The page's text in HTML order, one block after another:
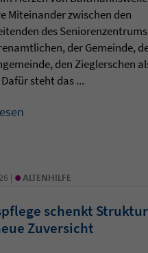
Miteinander zwischen den
des
der Gemeinde,
den Zieglerschen
steht das ...
| •ALTENHILFE
schenkt Struktur
Zuversicht